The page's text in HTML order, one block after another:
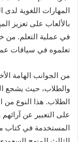
المهارات اللغوية لدى
بالألعاب على تعزيز
في عملية التعلم. من
تعلموه في سياقات
من الجوانب الهامة
والطلاب، حيث يشجع
الطلاب. هذا النوع من
على التعبير عن آرائهم